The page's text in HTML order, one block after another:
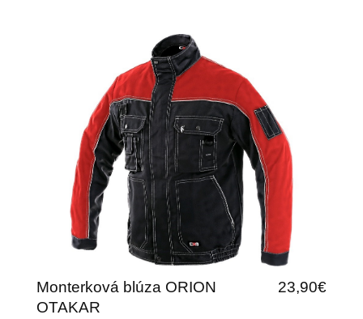
Monterková blúza ORION
OTAKAR
23,90€